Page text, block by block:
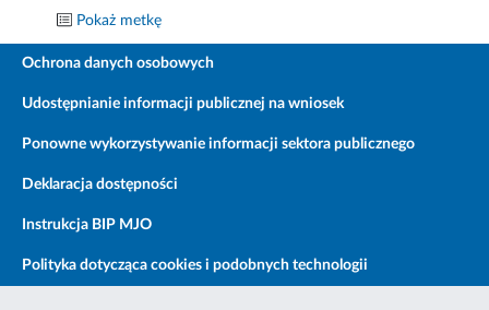
Pokaż metkę
Ochrona danych osobowych
Udostępnianie informacji publicznej na wniosek
Ponowne wykorzystywanie informacji sektora publicznego
Deklaracja dostępności
Instrukcja BIP MJO
Polityka dotycząca cookies i podobnych technologii